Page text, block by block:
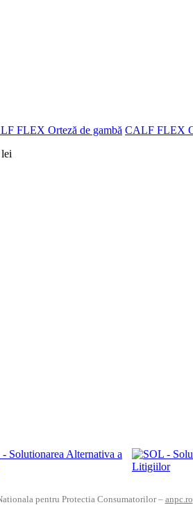
CALF FLEX
pentru Protectia Consumatorilor – anpc.ro